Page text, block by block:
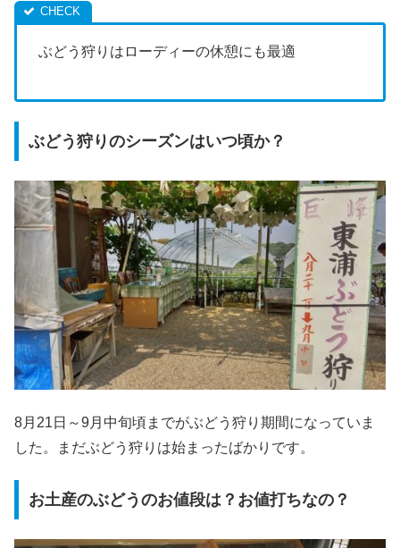
ぶどう狩りはローディーの休憩にも最適
ぶどう狩りのシーズンはいつ頃か？
8月21日～9月中旬頃までがぶどう狩り期間になっていま
した。まだぶどう狩りは始まったばかりです。
お土産のぶどうのお値段は？お値打ちなの？